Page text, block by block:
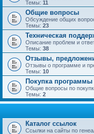
Темы: 11
Общие вопросы
Обсуждение общих
Темы: 23
Техническая
Описание проблем и
Темы: 38
Отзывы,
Отзывы о программе и
Темы: 10
Покупка программы
Общие вопросы по
Темы: 2
Каталог ссылок
Ссылки на сайты по